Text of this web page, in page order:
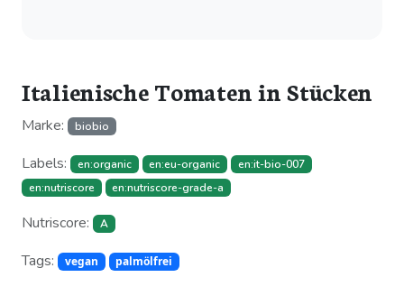
Italienische Tomaten in Stücken
Marke: biobio
Labels: en:organic en:eu-organic
en:it-bio-007
en:nutriscore
en:nutriscore-grade-a
Nutriscore: A
Tags: vegan palmölfrei